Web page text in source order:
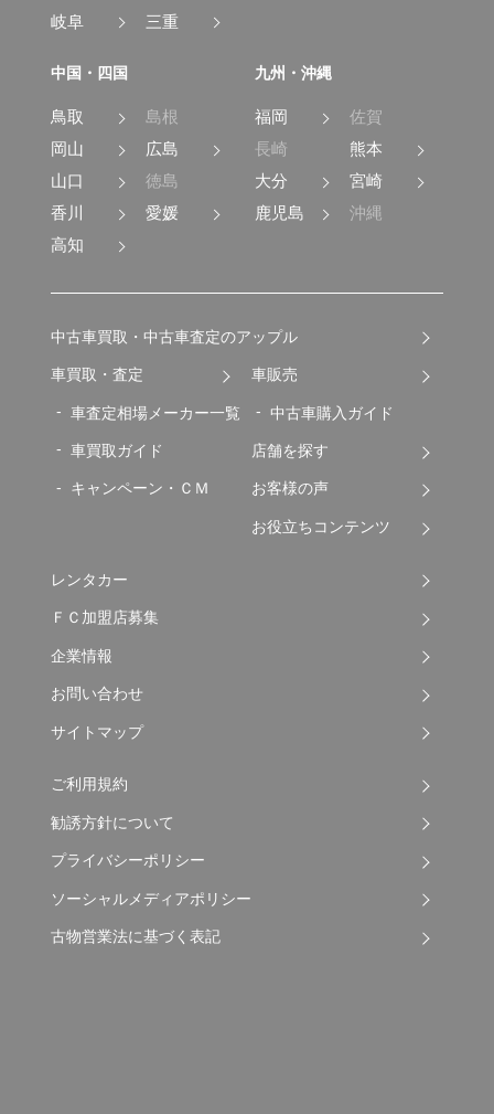
岐阜
三重
中国・四国
鳥取
島根
岡山
広島
山口
徳島
香川
愛媛
高知
九州・沖縄
福岡
佐賀
長崎
熊本
大分
宮崎
鹿児島
沖縄
中古車買取・中古車査定のアップル
車買取・査定
車査定相場メーカー一覧
車買取ガイド
キャンペーン・ＣＭ
車販売
中古車購入ガイド
店舗を探す
お客様の声
お役立ちコンテンツ
レンタカー
ＦＣ加盟店募集
企業情報
お問い合わせ
サイトマップ
ご利用規約
勧誘方針について
プライバシーポリシー
ソーシャルメディアポリシー
古物営業法に基づく表記